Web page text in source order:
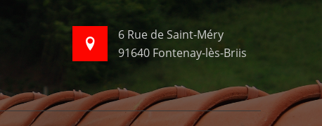
6 Rue de Saint-Méry
91640 Fontenay-lès-Briis